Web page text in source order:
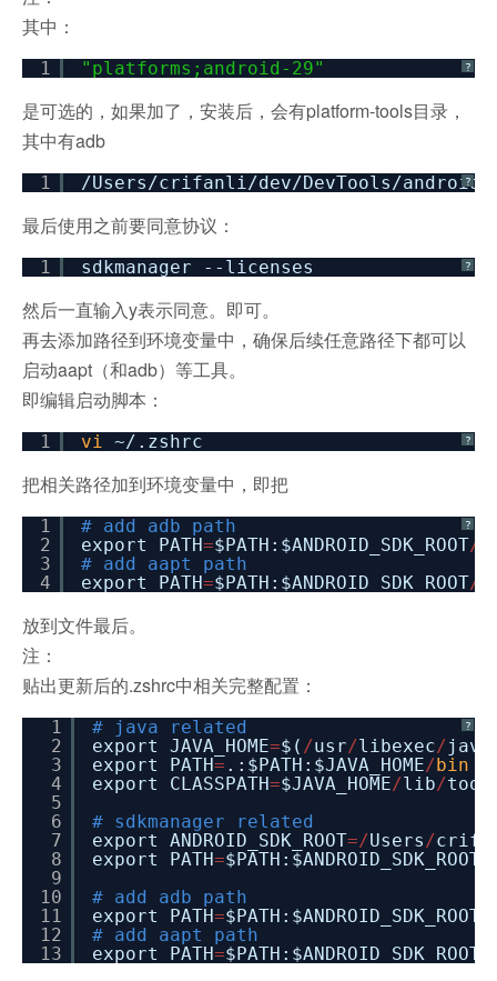
其中：
?
1 "platforms;android-29"
是可选的，如果加了， 安装后，会有platform-tools目录，
其中有adb
?
1 /Users/crifanli/dev/DevTools/
最后使用之前要同意协议：
?
1 sdkmanager --licenses
然后一直输入y表示同意。即可。
再去添加路径到环境变量中，确保后续任意路径下都可以
启动aapt（和adb）等工具。
即编辑启动脚本：
?
1 vi ~/.zshrc
把相关路径加到环境变量中，即把
?
1
2
3
4
# add adb path
export PATH=$PATH:$ANDROID_SDK_ROOT/
# add aapt path
export PATH=$PATH:$ANDROID_SDK_ROOT/
放到文件最后。
注：
贴出更新后的.zshrc中相关完整配置：
?
1
2
3
4
5
6
7
8
9
10
11
12
13
# java related
export JAVA_HOME=$( /usr/libexec/
export PATH= .:$PATH:$JAVA_HOME/bin
export CLASSPATH=$JAVA_HOME/lib/
# sdkmanager related
export ANDROID_SDK_ROOT=/Users/
export PATH=$PATH:$ANDROID_SDK_ROOT
# add adb path
export PATH=$PATH:$ANDROID_SDK_ROOT
# add aapt path
export PATH=$PATH:$ANDROID_SDK_ROOT